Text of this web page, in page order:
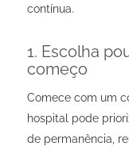
contínua.
1. Escolha
começo
Comece com um
hospital pode
de permanência,